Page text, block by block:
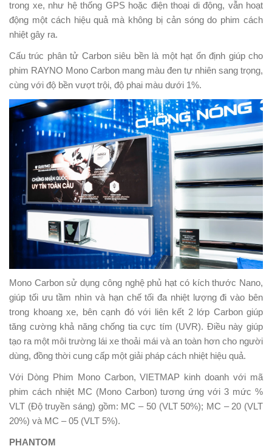
trong xe, như hệ thống GPS hoặc điện thoại di động, vẫn hoạt
động một cách hiệu quả mà không bị cản sóng do phim cách
nhiệt gây ra.
Cấu trúc phân tử Carbon siêu bền là một hạt ổn định giúp cho
phim RAYNO Mono Carbon mang màu đen tự nhiên sang trọng,
cùng với độ bền vượt trội, độ phai màu dưới 1%.
Mono Carbon sử dụng công nghệ phủ hạt có kích thước Nano,
giúp tối ưu tầm nhìn và hạn chế tối đa nhiệt lượng đi vào bên
trong khoang xe, bên cạnh đó với liên kết 2 lớp Carbon giúp
tăng cường khả năng chống tia cực tím (UVR). Điều này giúp
tạo ra một môi trường lái xe thoải mái và an toàn hơn cho người
dùng, đồng thời cung cấp một giải pháp cách nhiệt hiệu quả.
Với Dòng Phim Mono Carbon, VIETMAP kinh doanh với mã
phim cách nhiệt MC (Mono Carbon) tương ứng với 3 mức %
VLT (Độ truyền sáng) gồm: MC – 50 (VLT 50%); MC – 20 (VLT
20%) và MC – 05 (VLT 5%).
PHANTOM